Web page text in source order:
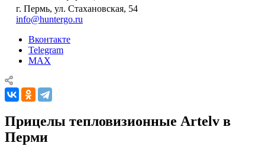
г. Пермь, ул. Стахановская, 54
info@huntergo.ru
Вконтакте
Telegram
MAX
Прицелы тепловизионные Artelv в
Перми